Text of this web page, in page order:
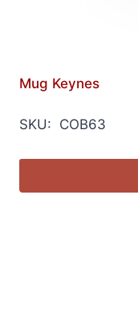
Mug Keynes
SKU: COB63